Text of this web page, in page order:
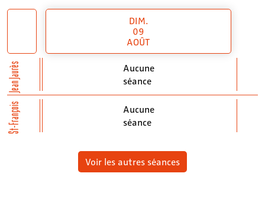
Jean Jaurès
St-François
DIM.
09
AOÛT
Aucune
séance
Aucune
séance
Voir les autres séances